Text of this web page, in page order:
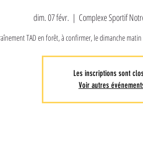
dim. 07 févr.
  |
Complexe Sportif
TAD en forêt, à confirmer, le dimanche
Les inscriptions sont
Voir autres